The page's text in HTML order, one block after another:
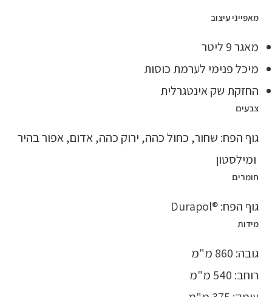
מאפייני עיצוב
מאגר 9 ליטר
מיכל פנימי לערמת כוסות
החזקת שק אינטגרלית
צבעים
גוף הפח: שחור, כחול כהה, ירוק כהה, אדום, אפור בהיר
ומילסטון
חומרים
גוף הפח: ®Durapol
מידות
גובה: 860 מ"מ
רוחב: 540 מ"מ